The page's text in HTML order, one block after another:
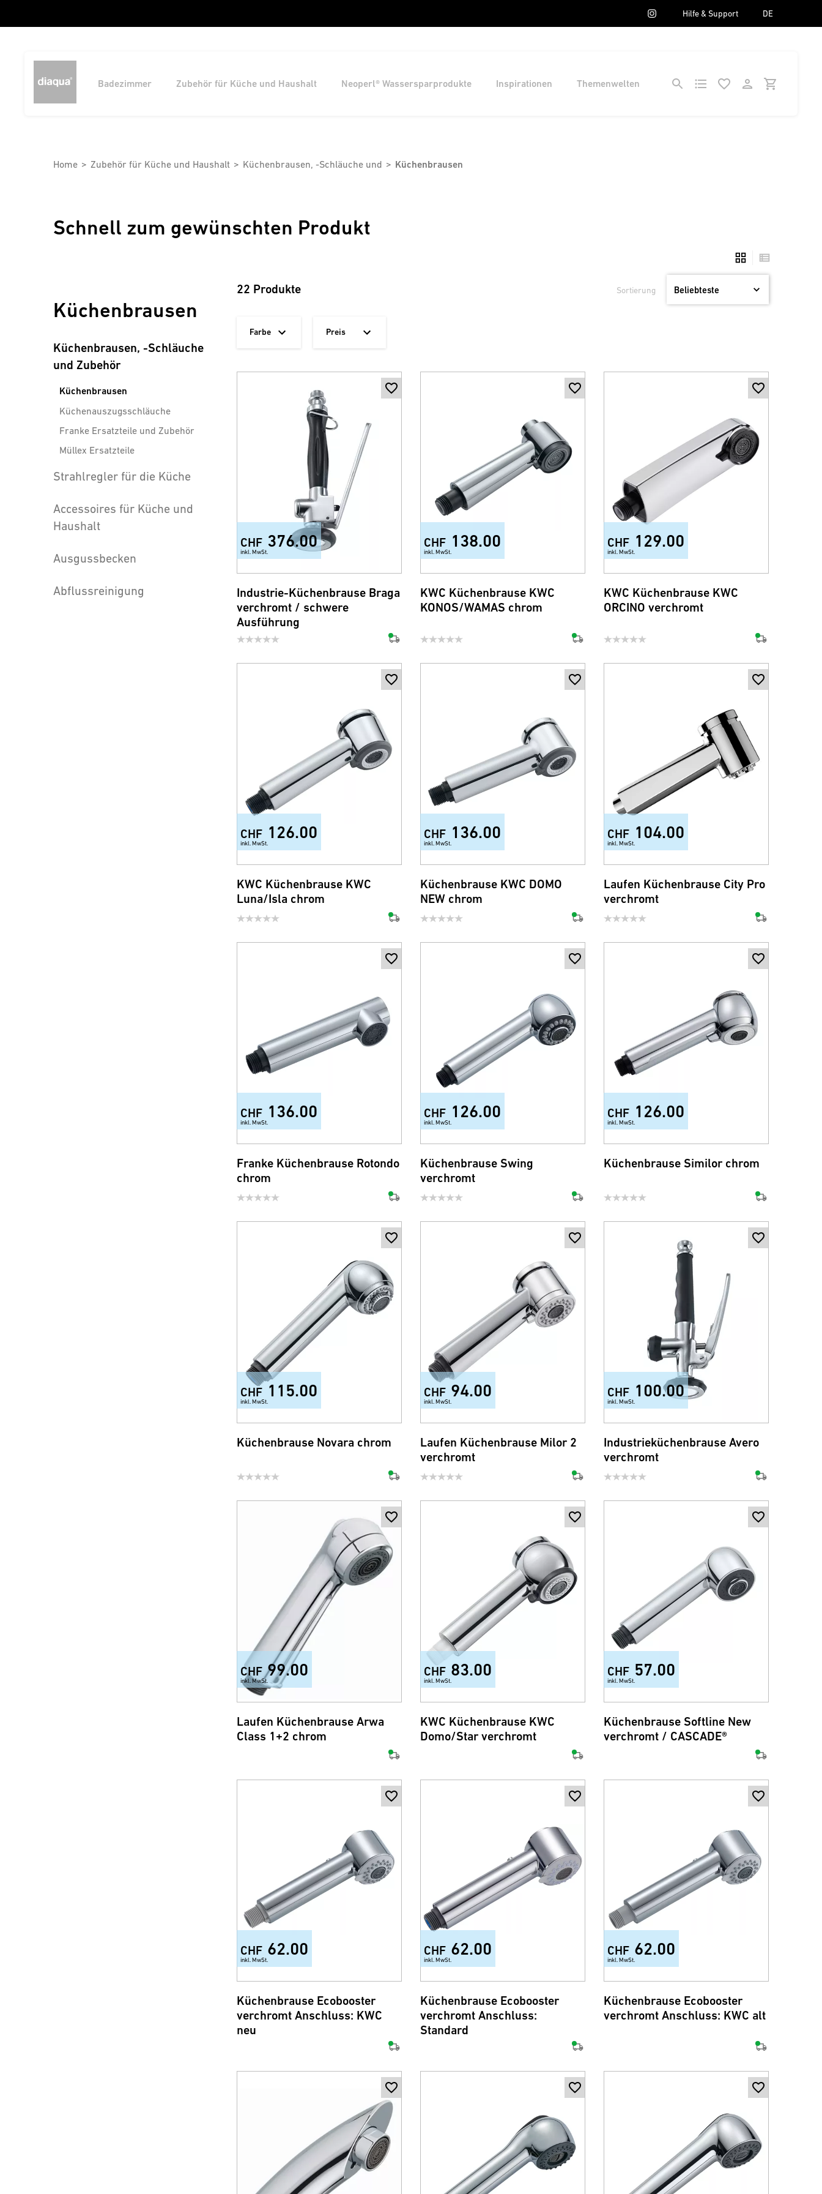
Hilfe & Support DE
Badezimmer Zubehör für Küche und Haushalt Neoperl® Wassersparprodukte Inspirationen Themenwelten
Home Zubehör für Küche und Haushalt Küchenbrausen, -Schläuche und Küchenbrausen
Schnell zum gewünschten Produkt
Küchenbrausen
Küchenbrausen, -Schläuche
und Zubehör
Küchenbrausen
Küchenauszugsschläuche
Franke Ersatzteile und Zubehör
Müllex Ersatzteile
Strahlregler für die Küche
Accessoires für Küche und
Haushalt
Ausgussbecken
Abflussreinigung
22 Produkte Sortierung
Farbe Preis
CHF 376.00
inkl. MwSt.
Industrie-Küchenbrause Braga
verchromt / schwere
Ausführung
CHF 138.00
inkl. MwSt.
KWC Küchenbrause KWC
KONOS/WAMAS chrom
CHF 129.00
inkl. MwSt.
KWC Küchenbrause KWC
ORCINO verchromt
CHF 126.00
inkl. MwSt.
KWC Küchenbrause KWC
Luna/Isla chrom
CHF 136.00
inkl. MwSt.
Küchenbrause KWC DOMO
NEW chrom
CHF 104.00
inkl. MwSt.
Laufen Küchenbrause City Pro
verchromt
CHF 136.00
inkl. MwSt.
Franke Küchenbrause Rotondo
chrom
CHF 126.00
inkl. MwSt.
Küchenbrause Swing
verchromt
CHF 126.00
inkl. MwSt.
Küchenbrause Similor chrom
CHF 115.00
inkl. MwSt.
Küchenbrause Novara chrom
CHF 94.00
inkl. MwSt.
Laufen Küchenbrause Milor 2
verchromt
CHF 100.00
inkl. MwSt.
Industrieküchenbrause Avero
verchromt
CHF 99.00
inkl. MwSt.
Laufen Küchenbrause Arwa
Class 1+2 chrom
CHF 83.00
inkl. MwSt.
KWC Küchenbrause KWC
Domo/Star verchromt
CHF 57.00
inkl. MwSt.
Küchenbrause Softline New
verchromt / CASCADE®
CHF 62.00
inkl. MwSt.
Küchenbrause Ecobooster
verchromt Anschluss: KWC
neu
CHF 62.00
inkl. MwSt.
Küchenbrause Ecobooster
verchromt Anschluss:
Standard
CHF 62.00
inkl. MwSt.
Küchenbrause Ecobooster
verchromt Anschluss: KWC alt